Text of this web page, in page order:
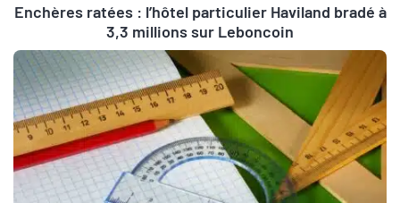
Enchères ratées : l’hôtel particulier Haviland bradé à
3,3 millions sur Leboncoin